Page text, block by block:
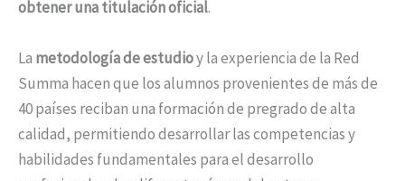
obtener una titulación oficial.
La metodología de estudioy la experiencia de la Red
Summa hacen que los alumnos provenientes de más de
40 países reciban una formación de pregrado de alta
calidad, permitiendo desarrollar las competencias y
habilidades fundamentales para el desarrollo